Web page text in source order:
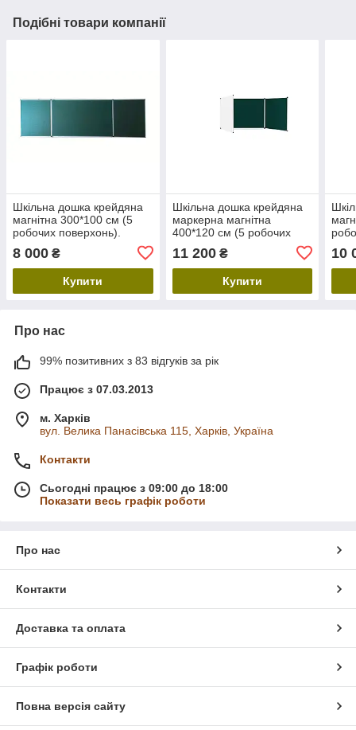
Подібні товари компанії
Шкільна дошка крейдяна
магнітна 300*100 см (5
робочих поверхонь).
крейди зелена
8 000 ₴
Купити
Шкільна дошка крейдяна
маркерна магнітна
400*120 см (5 робочих
дошка комбі
11 200₴
Купити
10
Про нас
99% позитивних з 83 відгуків за рік
Працює з 07.03.2013
м. Харків
вул. Велика Панасівська 115, Харків, Україна
Контакти
Сьогодні працює з 09:00 до 18:00
Показати весь графік роботи
Про нас
Контакти
Доставка та оплата
Графік роботи
Повна версія сайту